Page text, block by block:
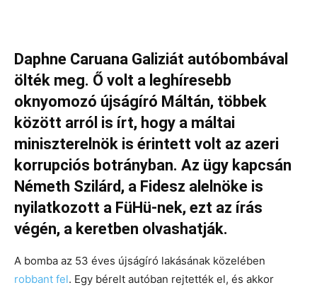
Daphne Caruana Galiziát autóbombával
ölték meg. Ő volt a leghíresebb
oknyomozó újságíró Máltán, többek
között arról is írt, hogy a máltai
miniszterelnök is érintett volt az azeri
korrupciós botrányban. Az ügy kapcsán
Németh Szilárd, a Fidesz alelnöke is
nyilatkozott a FüHü-nek, ezt az írás
végén, a keretben olvashatják.
A bomba az 53 éves újságíró lakásának közelében
robbant fel. Egy bérelt autóban rejtették el, és akkor